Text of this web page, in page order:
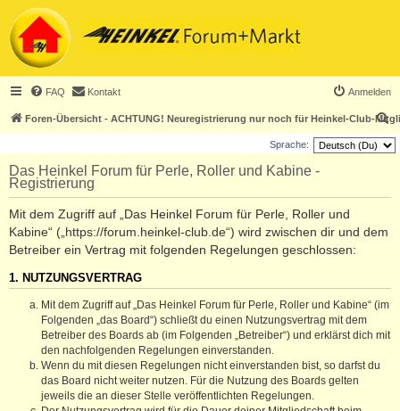
FAQ Kontakt Anmelden
Foren-Übersicht - ACHTUNG! Neuregistrierung nur noch für Heinkel-Club-
S
u
Sprache:
Das Heinkel Forum für Perle, Roller und Kabine -
Registrierung
Mit dem Zugriff auf „Das Heinkel Forum für Perle, Roller und
Kabine“ („https://forum.heinkel-club.de“) wird zwischen dir und dem
Betreiber ein Vertrag mit folgenden Regelungen geschlossen:
1. NUTZUNGSVERTRAG
Mit dem Zugriff auf „Das Heinkel Forum für Perle, Roller und Kabine“ (im
Folgenden „das Board“) schließt du einen Nutzungsvertrag mit dem
Betreiber des Boards ab (im Folgenden „Betreiber“) und erklärst dich mit
den nachfolgenden Regelungen einverstanden.
Wenn du mit diesen Regelungen nicht einverstanden bist, so darfst du
das Board nicht weiter nutzen. Für die Nutzung des Boards gelten
jeweils die an dieser Stelle veröffentlichten Regelungen.